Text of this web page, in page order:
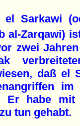
el Sarkawi
al-Zarqawi)
zwei
daß el
im
Er habe mit
tun gehabt.